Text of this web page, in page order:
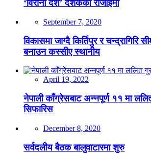
‘विरानो देश’ दर्शकको रोजाईमा
September 7, 2020
विकासमा जाग्दै किर्तिपुर र चन्द्रागिरि
बनाउन कस्सीए स्थानीय
April 19, 2022
नेपाली काँग्रेसबाट अन्नपूर्ण ११ मा
सिफारिस
December 8, 2020
सर्वदलीय बैठक बालुवाटारमा शुरु